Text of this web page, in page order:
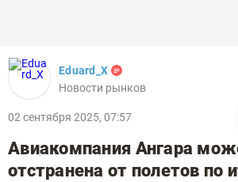
Eduard_X
Новости рынков
02 сентября 2025, 07:57
Авиакомпания Ангара
отстранена от полетов по